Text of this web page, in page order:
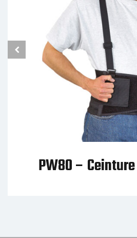
BT10 – Ruban de